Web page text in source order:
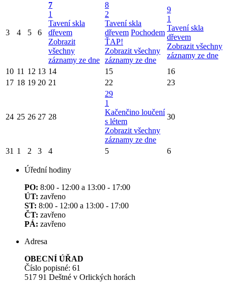
3 4 5 6
7
1
Tavení skla
dřevem
Zobrazit
všechny
záznamy ze dne
8
2
Tavení skla
dřevem Pochodem
ŤAP!
Zobrazit všechny
záznamy ze dne
9
1
Tavení skla
dřevem
Zobrazit všechny
záznamy ze dne
10 11 12 13 14 15
16
17 18 19 20 21 22 23
24 25 26 27 28
29
1
Kačenčino loučení
s létem
Zobrazit všechny
záznamy ze dne
30
31 1 2 3 4 5 6
Úřední hodiny
PO: 8:00 - 12:00 a 13:00 - 17:00
ÚT: zavřeno
ST: 8:00 - 12:00 a 13:00 - 17:00
ČT: zavřeno
PÁ: zavřeno
Adresa
OBECNÍ ÚŘAD
Číslo popisné: 61
517 91 Deštné v Orlických horách